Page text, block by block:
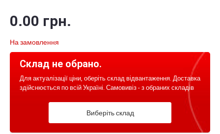
0.00 грн.
На замовлення
Склад не обрано.
Для актуалізації ціни, оберіть склад відвантаження. Доставка
здійснюється по всій Україні. Самовивіз - з обраних складів
Виберіть склад